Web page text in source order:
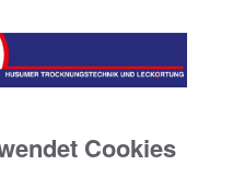
Cookies